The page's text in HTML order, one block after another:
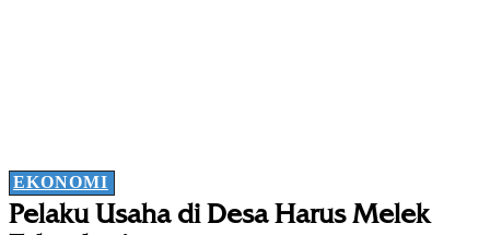
EKONOMI
Pelaku Usaha di Desa Harus Melek